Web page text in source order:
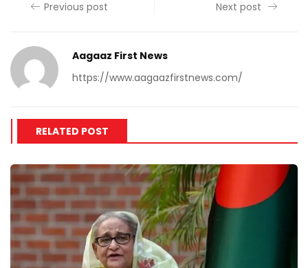
Previous post Next post
Aagaaz First News
https://www.aagaazfirstnews.com/
RELATED POST